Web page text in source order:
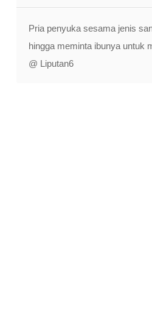
Pria penyuka sesama jenis
hingga meminta ibunya untuk
@ Liputan6